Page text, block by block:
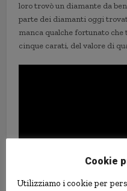
loro trovò un diamante da
parte dei diamanti oggi
manca qualche fortunato
cinque carati, del valore di
Cookie
Utilizziamo i cookie per